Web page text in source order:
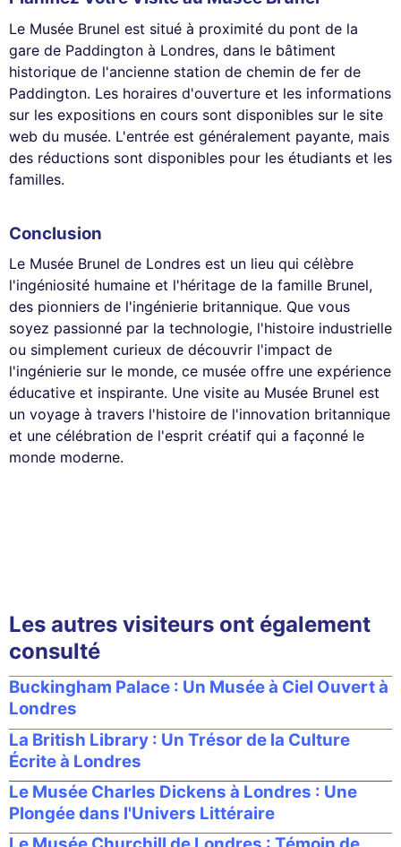
Le Musée Brunel est situé à proximité du pont de la
gare de Paddington à Londres, dans le bâtiment
historique de l'ancienne station de chemin de fer de
Paddington. Les horaires d'ouverture et les informations
sur les expositions en cours sont disponibles sur le site
web du musée. L'entrée est généralement payante, mais
des réductions sont disponibles pour les étudiants et les
familles.
Conclusion
Le Musée Brunel de Londres est un lieu qui célèbre
l'ingéniosité humaine et l'héritage de la famille Brunel,
des pionniers de l'ingénierie britannique. Que vous
soyez passionné par la technologie, l'histoire industrielle
ou simplement curieux de découvrir l'impact de
l'ingénierie sur le monde, ce musée offre une expérience
éducative et inspirante. Une visite au Musée Brunel est
un voyage à travers l'histoire de l'innovation britannique
et une célébration de l'esprit créatif qui a façonné le
monde moderne.
Les autres visiteurs ont également
consulté
Buckingham Palace : Un Musée à Ciel Ouvert à
Londres
La British Library : Un Trésor de la Culture
Écrite à Londres
Le Musée Charles Dickens à Londres : Une
Plongée dans l'Univers Littéraire